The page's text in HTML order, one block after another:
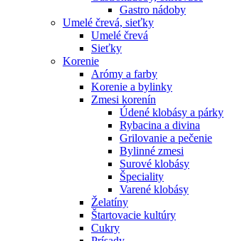
Gastro nádoby
Umelé črevá, sieťky
Umelé črevá
Sieťky
Korenie
Arómy a farby
Korenie a bylinky
Zmesi korenín
Údené klobásy a párky
Rybacina a divina
Grilovanie a pečenie
Bylinné zmesi
Surové klobásy
Špeciality
Varené klobásy
Želatíny
Štartovacie kultúry
Cukry